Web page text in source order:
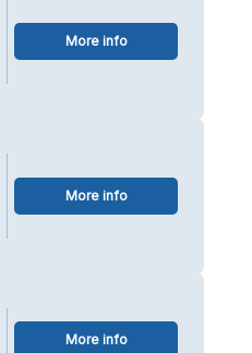
More info
More info
More info